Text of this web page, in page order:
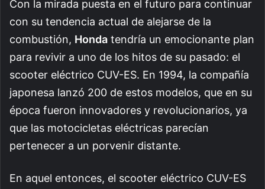
Con la mirada puesta en el futuro para continuar
con su tendencia actual de alejarse de la
combustión, Honda tendría un emocionante plan
para revivir a uno de los hitos de su pasado: el
scooter eléctrico CUV-ES. En 1994, la compañía
japonesa lanzó 200 de estos modelos, que en su
época fueron innovadores y revolucionarios, ya
que las motocicletas eléctricas parecían
pertenecer a un porvenir distante.
En aquel entonces, el scooter eléctrico CUV-ES